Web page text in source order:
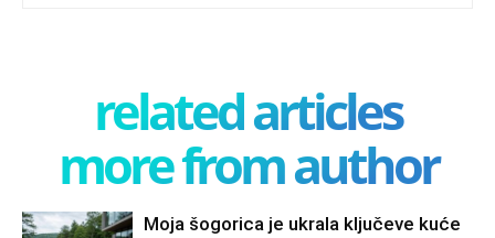
related articles
more from author
Moja šogorica je ukrala ključeve kuće